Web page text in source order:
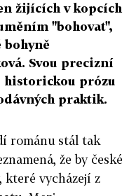
žijících v kopcích
"bohovat",
bohyně
Svou precizní
historickou prózu
praktik.
románu stál tak
že by české
vycházejí z